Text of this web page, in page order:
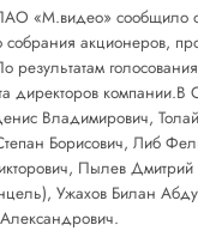
«М.видео» сообщило об
собрания акционеров,
результатам
директоров компании.В
Владимирович,
Борисович, Либ
Пылев Дмитрий
Ужахов Билан